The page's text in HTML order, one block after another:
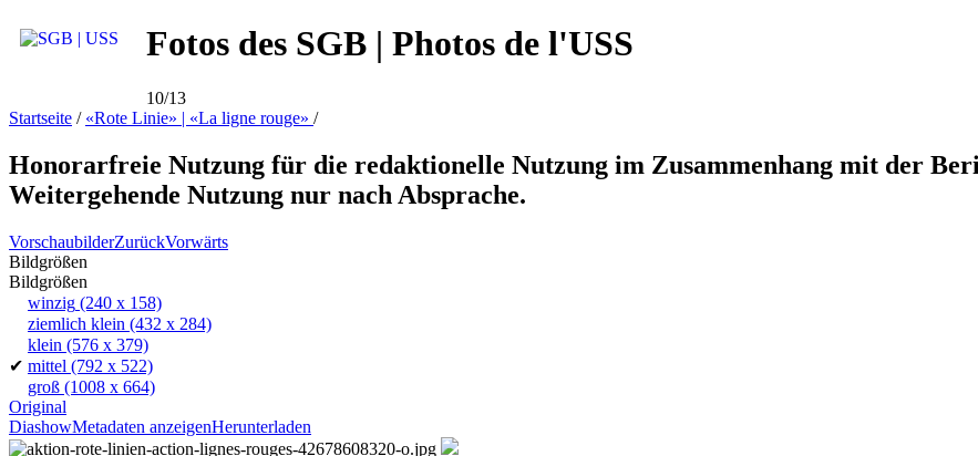
Fotos des SGB | Photos de l'USS
10/13
Startseite / «Rote Linie» | «La ligne rouge» /
Honorarfreie Nutzung für die redaktionelle Nutzung im Zusammenhang mit der
Weitergehende Nutzung nur nach Absprache.
VorschaubilderZurückVorwärts
Bildgrößen
Bildgrößen
winzig (240 x 158)
ziemlich klein (432 x 284)
klein (576 x 379)
✔ mittel (792 x 522)
groß (1008 x 664)
Original
DiashowMetadaten anzeigenHerunterladen